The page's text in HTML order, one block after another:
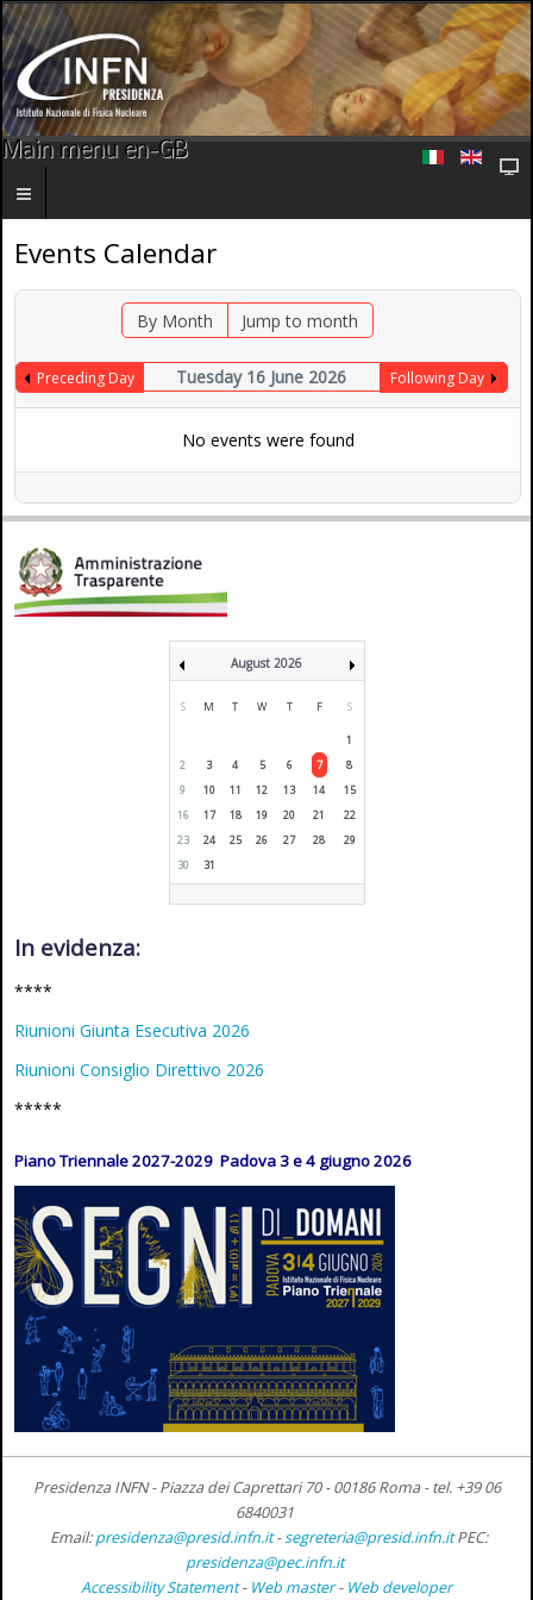
Main menu en-GB
Events Calendar
By Month Jump to month
Preceding Day Tuesday 16 June 2026 Following Day
No events were found
August 2026
S M T W T F S
1
2
3 4 5 6 7
8
9
10 11 12 13 14
15
16
17 18 19 20 21
22
23
24 25 26 27 28
29
30
31
In evidenza:
****
Riunioni Giunta Esecutiva 2026
Riunioni Consiglio Direttivo 2026
*****
Piano Triennale 2027-2029 Padova 3 e 4 giugno 2026
Presidenza INFN - Piazza dei Caprettari 70 - 00186 Roma -tel. +39 06
6840031
Email:presidenza@presid.infn.it-segreteria@presid.infn.it PEC:
presidenza@pec.infn.it
Accessibility Statement- Web master- Web developer